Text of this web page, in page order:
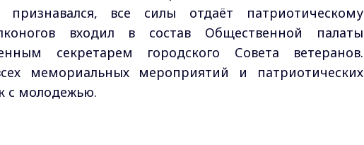
все силы отдаёт патриотическому
входил в состав Общественной палаты
секретарем городского Совета ветеранов.
мемориальных мероприятий и патриотических
с молодежью.